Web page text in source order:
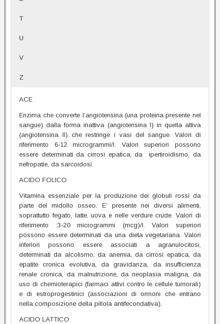
T
U
V
Z
ACE
Enzima che converte l’angiotensina (una proteina presente nel
sangue) dalla forma inattiva (angiotensina I) in quella attiva
(angiotensina II) che restringe i vasi del sangue. Valori di
riferimento 6-12 microgrammi/l. Valori superiori possono
essere determinati da cirrosi epatica, da ipertiroidismo, da
nefropatie, da sarcoidosi.
ACIDO FOLICO
Vitamina essenziale per la produzione dei globuli rossi da
parte del midollo osseo. E’ presente nei diversi alimenti,
soprattutto fegato, latte, uova e nelle verdure crude. Valori di
riferimento :3-20 microgrammi (mcg)/l. Valori superiori
possono essere determinati da una dieta vegetariana. Valori
inferiori possono essere associati a agranulocitosi,
determinati da alcolismo, da anemia, da cirrosi epatica, da
epatite cronica evolutiva, da gravidanza, da insufficienza
renale cronica, da malnutrizione, da neoplasia maligna, da
uso di chemioterapici (farmaci attivi contro le cellule tumorali)
e di estroprogestinici (associazioni di ormoni che entrano
nella composizione della pillola antifecondativa).
ACIDO LATTICO